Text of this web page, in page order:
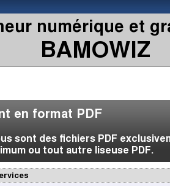
numérique et
BAMOWIZ
en format PDF
sont des fichiers PDF
ou tout autre liseuse PDF.